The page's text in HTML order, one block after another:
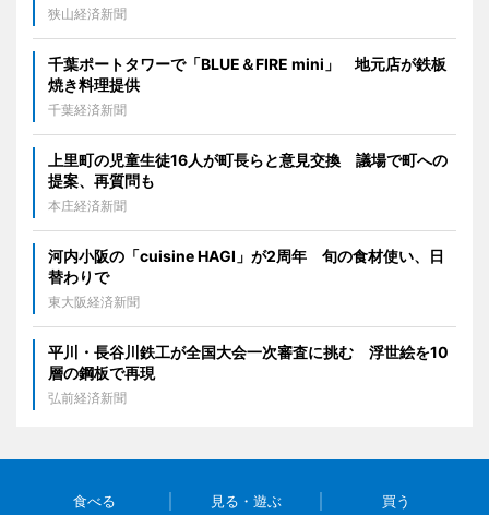
狭山経済新聞
千葉ポートタワーで「BLUE＆FIRE mini」 地元店が鉄板
焼き料理提供
千葉経済新聞
上里町の児童生徒16人が町長らと意見交換 議場で町への
提案、再質問も
本庄経済新聞
河内小阪の「cuisine HAGI」が2周年 旬の食材使い、日
替わりで
東大阪経済新聞
平川・長谷川鉄工が全国大会一次審査に挑む 浮世絵を10
層の鋼板で再現
弘前経済新聞
食べる 見る・遊ぶ 買う